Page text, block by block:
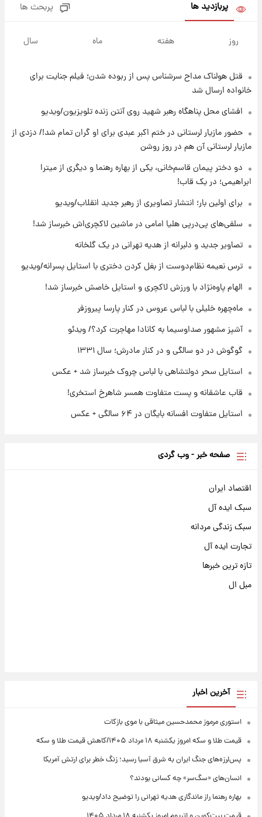
جهانی در آمریکا + فیلم
۱۹ ساعت پیش
۱۹ ساعت پیش
تصاویر عمامه بستن به شیوه خاتمی/ویدیو
افشای محل پناهگاه‌ رهبر شهید روی آنتن زنده
تلویزیون/ویدیو
۲۲ ساعت پیش
ثریا اسفندیاری بعد از طلاق و در دیدار با گروه
بیتلز
ادعای جنجالی درباره اینفانتینو؛ اتهام پرداخت
پربازدید ها پربحث ها
روز هفته ماه سال
قتل هولناک مداح سرشناس پس از ربوده شدن؛ فیلم جنایت برای
خانواده ارسال شد
افشای محل پناهگاه‌ رهبر شهید روی آنتن زنده تلویزیون/ویدیو
حضور مازیار لرستانی در ختم اکبر عبدی برای او گران تمام شد!/ دزدی از
مازیار لرستانی آن هم در روز روشن
دو دختر پیمان قاسم‌خانی، یکی از بهاره رهنما و دیگری از میترا
ابراهیمی؛ در یک قاب!
برای اولین بار؛ انتشار تصاویری از رهبر جدید انقلاب/ویدیو
سلفی‌های پی‌درپی هلیا امامی در ماشین لاکچری‌اش خبرساز شد!
تصاویر جدید و دلبرانه از هدیه تهرانی در یک گلخانه
ترس نعیمه نظام‌دوست از بغل کردن دختری با استایل پسرانه/ویدیو
الهام پاوه‌نژاد با ورزش لاکچری و استایل خاصش خبرساز شد!
ماه‌چهره خلیلی با لباس عروس در کنار پارسا پیروزفر
آشپز مشهور صداوسیما به کانادا مهاجرت کرد؟/ ویدئو
گوگوش در دو سالگی و در کنار مادرش؛ سال ۱۳۳۱
استایل سحر دولتشاهی با لباس چروک خبرساز شد + عکس
قاب عاشقانه و پست متفاوت همسر شاهرخ استخری!
استایل متفاوت افسانه بایگان در ۶۴ سالگی + عکس
صفحه خبر - وب گردی
اقتصاد ایران
سبک ایده آل
سبک زندگی مردانه
تجارت ایده آل
تازه ترین خبرها
مبل ال
آخرین اخبار
استوری مرموز محمدحسین میثاقی با موی بازکات
قیمت طلا و سکه امروز یکشنبه ۱۸ مرداد ۱۴۰۵/کاهش قیمت طلا و سکه
پس‌لرزه‌های جنگ ایران به شرق آسیا رسید؛ زنگ خطر برای ارتش آمریکا
انسان‌های «سگ‌سر» چه کسانی بودند؟
بهاره رهنما راز ماندگاری هدیه تهرانی را توضیح داد/ویدیو